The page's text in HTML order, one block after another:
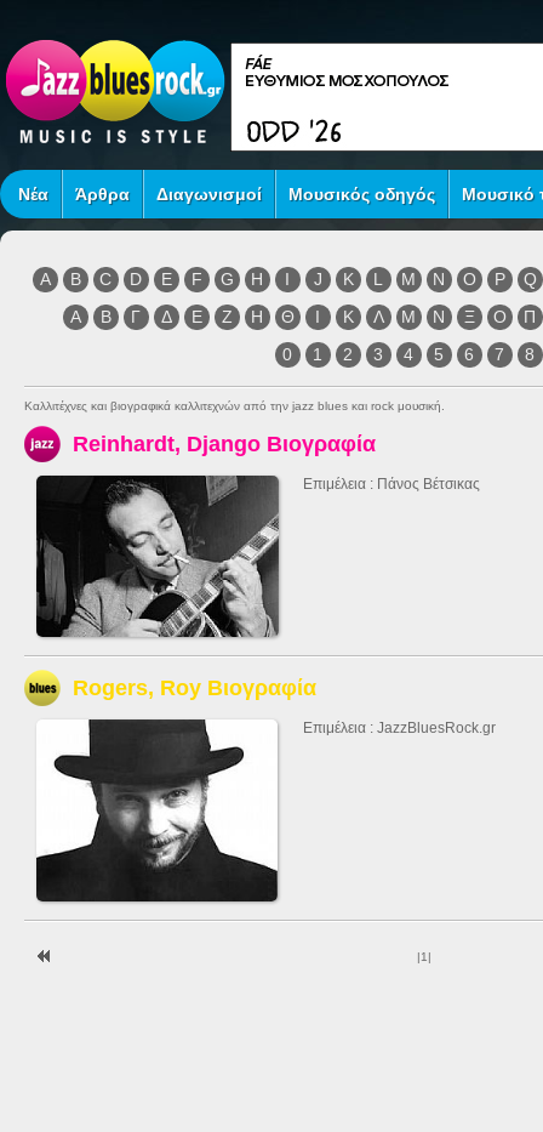
Νέα Άρθρα Διαγωνισμοί Μουσικός οδηγός Μουσικό
A B C D E F G H I J K L M N O P
Q
Α
Β Γ Δ Ε Ζ Η Θ Ι Κ Λ Μ Ν Ξ Ο
Π
0
1 2 3 4 5 6 7 8
Καλλιτέχνες και βιογραφικά καλλιτεχνών από την jazz blues και rock μουσική.
Reinhardt, Django Βιογραφία
Επιμέλεια : Πάνος Βέτσικας
Rogers, Roy Bιογραφία
Επιμέλεια : JazzBluesRock.gr
|1 |